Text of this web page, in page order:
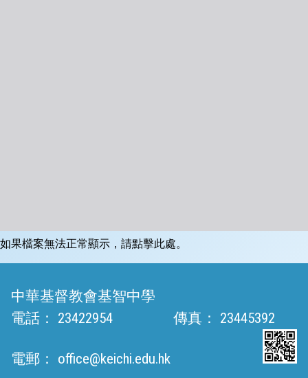
如果檔案無法正常顯示，請點擊此處。
中華基督教會基智中學
電話：
23422954 傳真： 23445392
電郵： office@keichi.edu.hk